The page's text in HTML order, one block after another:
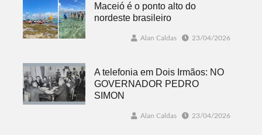
Maceió é o ponto alto do
nordeste brasileiro
Alan Caldas 23/04/2026
A telefonia em Dois Irmãos: NO
GOVERNADOR PEDRO
SIMON
Alan Caldas 23/04/2026